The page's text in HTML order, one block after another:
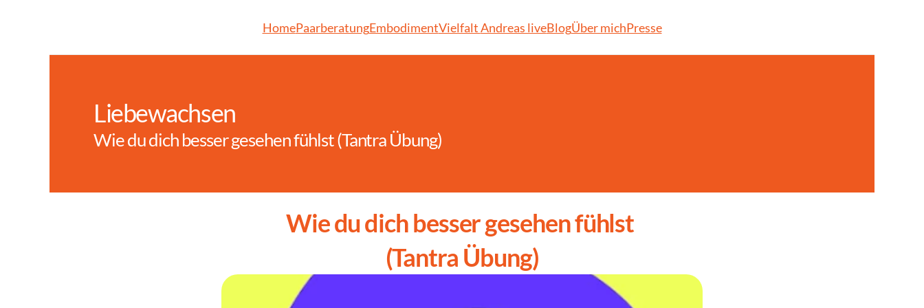
HomePaarberatungEmbodimentVielfalt Andreas liveBlogÜber michPresse
Liebewachsen
Wie du dich besser gesehen fühlst (Tantra Übung)
Wie du dich besser gesehen fühlst
(Tantra Übung)